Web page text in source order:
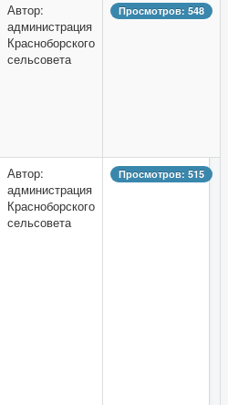
Автор:
администрация
Красноборского
сельсовета
Просмотров: 548
Автор:
администрация
Красноборского
сельсовета
Просмотров: 515